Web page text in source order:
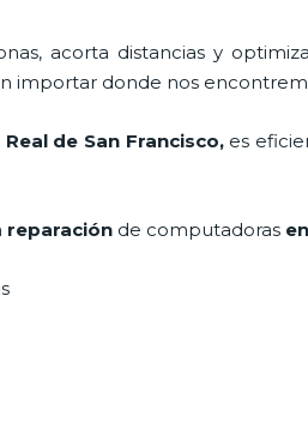
acorta distancias y
importar donde nos
Real de San Francisco,es
reparación de computadoras